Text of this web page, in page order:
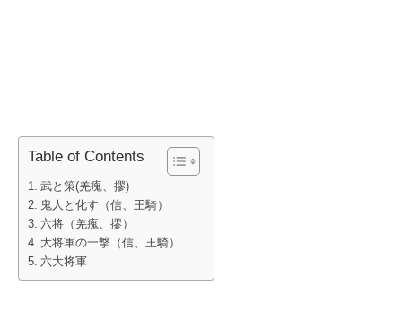
Table of Contents
武と策(羌瘣、摎)
鬼人と化す（信、王騎）
六将（羌瘣、摎）
大将軍の一撃（信、王騎）
六大将軍